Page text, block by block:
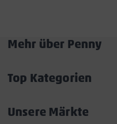
Mehr über Penny
Top Kategorien
Unsere Märkte